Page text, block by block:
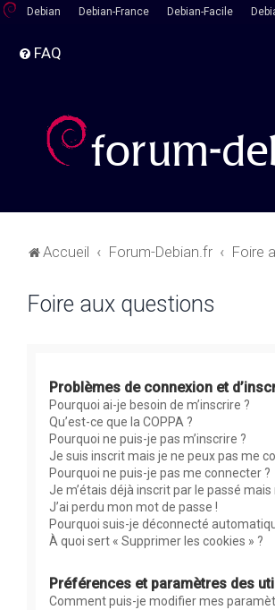
Debian Debian-France Debian-Facile
FAQ
Accueil Forum-Debian.fr Foire
Foire aux questions
Problèmes de connexion et
Pourquoi ai-je besoin de m’inscrire ?
Qu’est-ce que la COPPA ?
Pourquoi ne puis-je pas m’inscrire ?
Je suis inscrit mais je ne peux pas me
Pourquoi ne puis-je pas me connecter ?
Je m’étais déjà inscrit par le passé
J’ai perdu mon mot de passe !
Pourquoi suis-je déconnecté
À quoi sert « Supprimer les cookies » ?
Préférences et paramètres des
Comment puis-je modifier mes